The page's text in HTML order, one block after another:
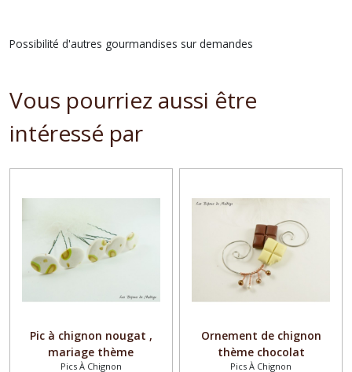
Possibilité d'autres gourmandises sur demandes
Vous pourriez aussi être
intéressé par
Pic à chignon nougat ,
mariage thème
gourmandise
Pics À Chignon
Ornement de chignon
thème chocolat
Pics À Chignon